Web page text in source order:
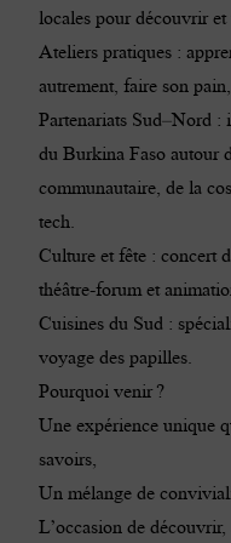
locales pour découvrir et
Ateliers pratiques :
autrement, faire son
Partenariats Sud–Nord :
du Burkina Faso autour
communautaire, de la
tech.
Culture et fête : concert
théâtre-forum et
Cuisines du Sud :
voyage des papilles.
Pourquoi venir ?
Une expérience unique
savoirs,
Un mélange de
L’occasion de